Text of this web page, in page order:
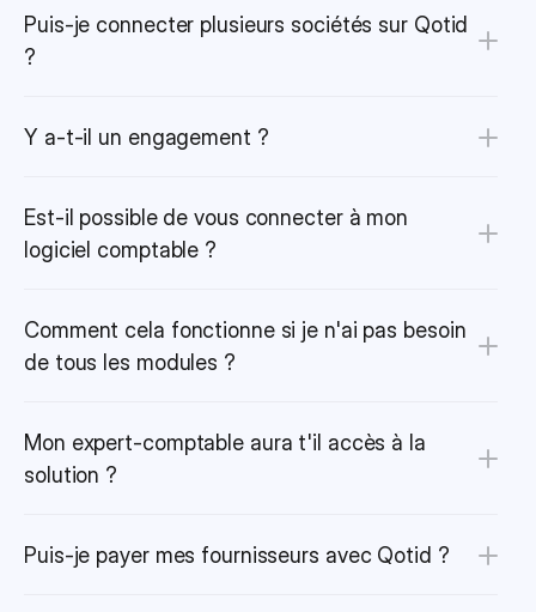
Puis-je connecter plusieurs sociétés sur Qotid
?
Y a-t-il un engagement ?
Est-il possible de vous connecter à mon
logiciel comptable ?
Comment cela fonctionne si je n'ai pas besoin
de tous les modules ?
Mon expert-comptable aura t'il accès à la
solution ?
Puis-je payer mes fournisseurs avec Qotid ?